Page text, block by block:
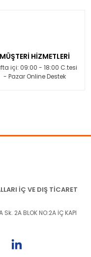
MÜŞTERİ HİZMETLERİ
içi: 09:00 - 18:00 C.tesi
- Pazar Online Destek
İÇ VE DIŞ TİCARET
2A BLOK NO:2A İÇ KAPI